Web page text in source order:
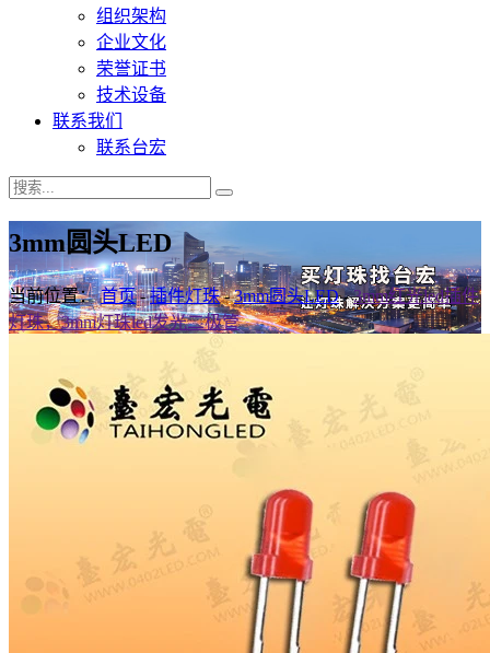
组织架构
企业文化
荣誉证书
技术设备
联系我们
联系台宏
3mm圆头LED
当前位置：首页-插件灯珠-3mm圆头LED-3mm红光led插件
灯珠，3mm灯珠led发光二极管